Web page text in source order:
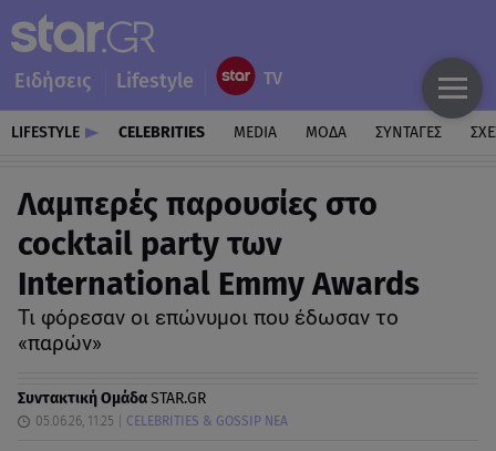
Ειδήσεις Lifestyle
LIFESTYLE CELEBRITIES MEDIA ΜΟΔΑ ΣΥΝΤΑΓΕΣ
Λαμπερές παρουσίες στο
cocktail party των
International Emmy Awards
Τι φόρεσαν οι επώνυμοι που έδωσαν το
«παρών»
Συντακτική ΟμάδαSTAR.GR
05.06.26, 11:25 CELEBRITIES & GOSSIP ΝΕΑ